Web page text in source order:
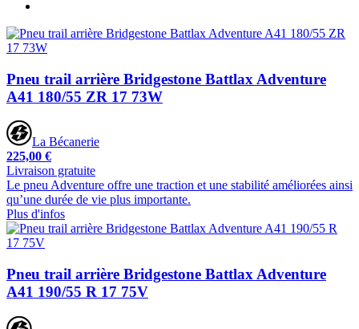
Pneu trail arrière Bridgestone Battlax Adventure
A41 180/55 ZR 17 73W
La Bécanerie
225,00 €
Livraison gratuite
Le pneu Adventure offre une traction et une stabilité améliorées ainsi
qu’une durée de vie plus importante.
Plus d'infos
Pneu trail arrière Bridgestone Battlax Adventure
A41 190/55 R 17 75V